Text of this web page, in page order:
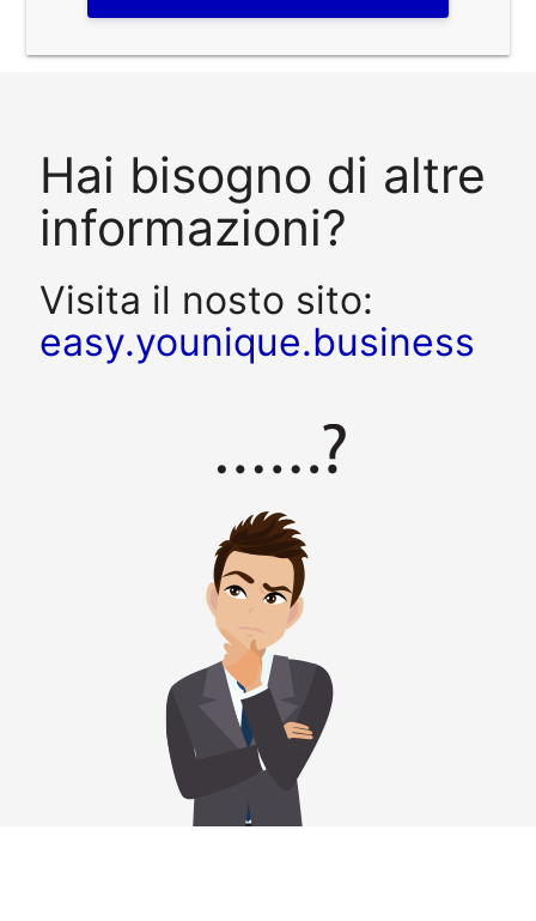
Hai bisogno di altre
informazioni?
Visita il nosto sito:
easy.younique.business